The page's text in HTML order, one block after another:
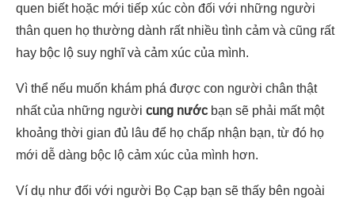
quen biết hoặc mới tiếp xúc còn đối với những người
thân quen họ thường dành rất nhiều tình cảm và cũng rất
hay bộc lộ suy nghĩ và cảm xúc của mình.
Vì thể nếu muốn khám phá được con người chân thật
nhất của những người cung nước bạn sẽ phải mất một
khoảng thời gian đủ lâu để họ chấp nhận bạn, từ đó họ
mới dễ dàng bộc lộ cảm xúc của mình hơn.
Ví dụ như đối với người Bọ Cạp bạn sẽ thấy bên ngoài